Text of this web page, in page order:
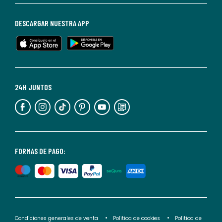
de
en
cualquier
Para
información,
puedes
nuestra
de
privacidad</2>.
FORMAS DE PAGO:
24H JUNTOS
DESCARGAR NUESTRA APP
Condiciones generales de venta Politica de cookies Politica de